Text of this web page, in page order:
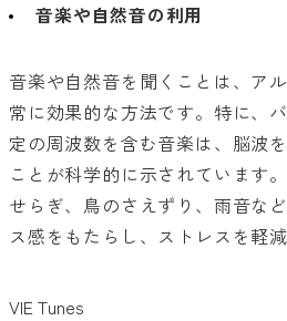
音楽や自然音の利用
音楽や自然音を聞くことは、ア
常に効果的な方法です。特に、
定の周波数を含む音楽は、脳波
ことが科学的に示されています
せらぎ、鳥のさえずり、雨音な
ス感をもたらし、ストレスを軽減
VIE Tunes